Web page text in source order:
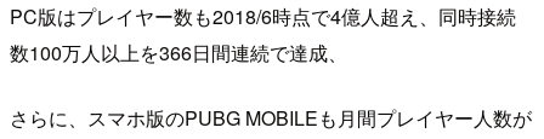
PC版はプレイヤー数も2018/6時点で4億人超え、同時接続
数100万人以上を366日間連続で達成、
さらに、スマホ版のPUBG MOBILEも月間プレイヤー人数が